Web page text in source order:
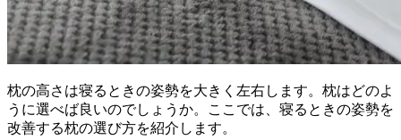
枕の高さは寝るときの姿勢を大きく左右します。枕はどのよ
うに選べば良いのでしょうか。ここでは、寝るときの姿勢を
改善する枕の選び方を紹介します。